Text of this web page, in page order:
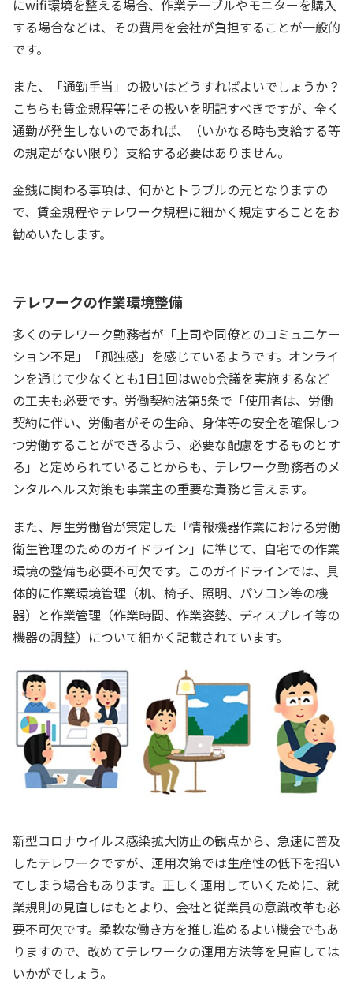
にwifi環境を整える場合、作業テーブルやモニターを購入
する場合などは、その費用を会社が負担することが一般的
です。
また、「通勤手当」の扱いはどうすればよいでしょうか？
こちらも賃金規程等にその扱いを明記すべきですが、全く
通勤が発生しないのであれば、（いかなる時も支給する等
の規定がない限り）支給する必要はありません。
金銭に関わる事項は、何かとトラブルの元となりますの
で、賃金規程やテレワーク規程に細かく規定することをお
勧めいたします。
テレワークの作業環境整備
多くのテレワーク勤務者が「上司や同僚とのコミュニケー
ション不足」「孤独感」を感じているようです。オンライ
ンを通じて少なくとも1日1回はweb会議を実施するなど
の工夫も必要です。労働契約法第5条で「使用者は、労働
契約に伴い、労働者がその生命、身体等の安全を確保しつ
つ労働することができるよう、必要な配慮をするものとす
る」と定められていることからも、テレワーク勤務者のメ
ンタルヘルス対策も事業主の重要な責務と言えます。
また、厚生労働省が策定した「情報機器作業における労働
衛生管理のためのガイドライン」に準じて、自宅での作業
環境の整備も必要不可欠です。このガイドラインでは、具
体的に作業環境管理（机、椅子、照明、パソコン等の機
器）と作業管理（作業時間、作業姿勢、ディスプレイ等の
機器の調整）について細かく記載されています。
新型コロナウイルス感染拡大防止の観点から、急速に普及
したテレワークですが、運用次第では生産性の低下を招い
てしまう場合もあります。正しく運用していくために、就
業規則の見直しはもとより、会社と従業員の意識改革も必
要不可欠です。柔軟な働き方を推し進めるよい機会でもあ
りますので、改めてテレワークの運用方法等を見直しては
いかがでしょう。